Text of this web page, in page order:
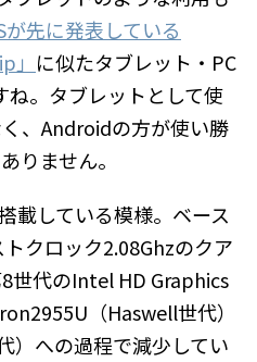
が先に発表している
」 に似たタブレット・PC
ね。タブレットとして使
、Androidの方が使い勝
りません。
載している模様。ベース
クロック2.08Ghzのクア
世代のIntel HD Graphics
（Haswell世代）
）への過程で減少してい